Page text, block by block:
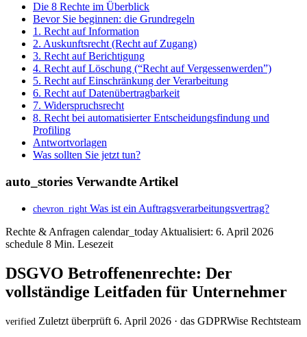
Die 8 Rechte im Überblick
Bevor Sie beginnen: die Grundregeln
1. Recht auf Information
2. Auskunftsrecht (Recht auf Zugang)
3. Recht auf Berichtigung
4. Recht auf Löschung (“Recht auf Vergessenwerden”)
5. Recht auf Einschränkung der Verarbeitung
6. Recht auf Datenübertragbarkeit
7. Widerspruchsrecht
8. Recht bei automatisierter Entscheidungsfindung und
Profiling
Antwortvorlagen
Was sollten Sie jetzt tun?
auto_stories Verwandte Artikel
chevron_right Was ist ein Auftragsverarbeitungsvertrag?
Rechte & Anfragen calendar_today Aktualisiert: 6. April 2026
schedule 8 Min. Lesezeit
DSGVO Betroffenenrechte: Der
vollständige Leitfaden für Unternehmer
verified Zuletzt überprüft 6. April 2026 · das GDPRWise Rechtsteam